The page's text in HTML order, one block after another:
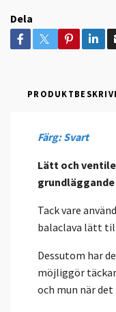
Dela
Färg: Svart
Lätt och
Tack vare
balaclava lätt
Dessutom har
möjliggör
och mun när det